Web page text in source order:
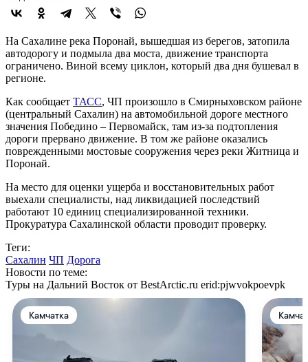
На Сахалине река Поронай, вышедшая из берегов, затопила
автодорогу и подмыла два моста, движение транспорта
ограничено. Виной всему циклон, который два дня бушевал в
регионе.
Как сообщает ТАСС, ЧП произошло в Смирныховском районе
(центральный Сахалин) на автомобильной дороге местного
значения Победино – Первомайск, там из-за подтопления
дороги прервано движение. В том же районе оказались
поврежденными мостовые сооружения через реки Житница и
Поронай.
На место для оценки ущерба и восстановительных работ
выехали специалисты, над ликвидацией последствий
работают 10 единиц специализированной техники.
Прокуратура Сахалинской области проводит проверку.
Теги:
Сахалин ЧП Дорога
Новости по теме:
Туры на Дальний Восток от BestArctic.ru erid:pjwvokpoevpk